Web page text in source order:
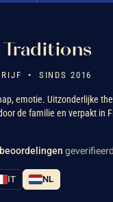
Traditions
• SINDS 2016
emotie. Uitzonderlijke
de familie en verpakt in
IT NL